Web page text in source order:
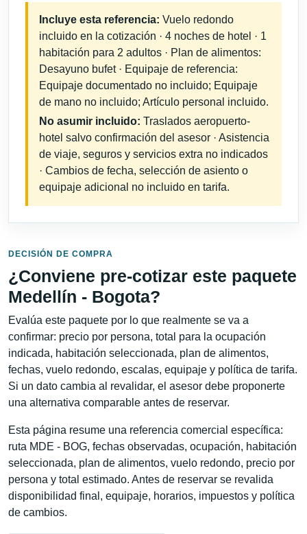
Incluye esta referencia: Vuelo redondo
incluido en la cotización · 4 noches de hotel · 1
habitación para 2 adultos · Plan de alimentos:
Desayuno bufet · Equipaje de referencia:
Equipaje documentado no incluido; Equipaje
de mano no incluido; Artículo personal incluido.
No asumir incluido: Traslados aeropuerto-
hotel salvo confirmación del asesor · Asistencia
de viaje, seguros y servicios extra no indicados
· Cambios de fecha, selección de asiento o
equipaje adicional no incluido en tarifa.
DECISIÓN DE COMPRA
¿Conviene pre-cotizar este paquete
Medellín - Bogota?
Evalúa este paquete por lo que realmente se va a
confirmar: precio por persona, total para la ocupación
indicada, habitación seleccionada, plan de alimentos,
fechas, vuelo redondo, escalas, equipaje y política de tarifa.
Si un dato cambia al revalidar, el asesor debe proponerte
una alternativa comparable antes de reservar.
Esta página resume una referencia comercial específica:
ruta MDE - BOG, fechas observadas, ocupación, habitación
seleccionada, plan de alimentos, vuelo redondo, precio por
persona y total estimado. Antes de reservar se revalida
disponibilidad final, equipaje, horarios, impuestos y política
de cambios.